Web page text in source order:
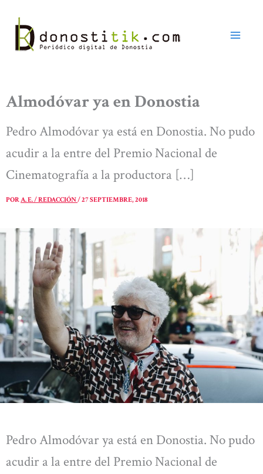
contenido
Almodóvar ya en Donostia
Pedro Almodóvar ya está en Donostia. No pudo
acudir a la entre del Premio Nacional de
Cinematografía a la productora […]
PORA. E. / REDACCIÓN/27 SEPTIEMBRE, 2018
Pedro Almodóvar ya está en Donostia. No pudo
acudir a la entre del Premio Nacional de